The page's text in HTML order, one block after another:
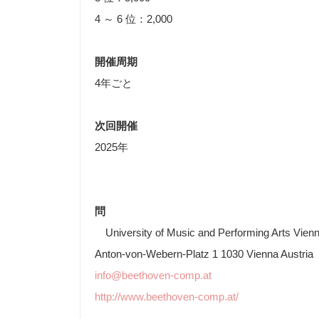
4 ～ 6 位：2,000
開催周期
4年ごと
次回開催
2025年
問
University of Music and Performing Arts
Anton-von-Webern-Platz 1 1030 Vienna Austria
info@beethoven-comp.at
http://www.beethoven-comp.at/